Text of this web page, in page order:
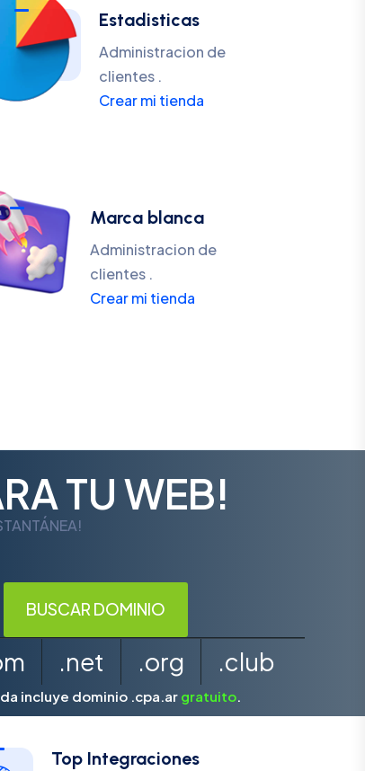
Estadisticas
Administracion de
clientes .
Crear mi tienda
Marca blanca
Administracion de
clientes .
Crear mi tienda
TU WEB!
.net .org .club
incluye dominio .cpa.ar gratuito.
Top Integraciones